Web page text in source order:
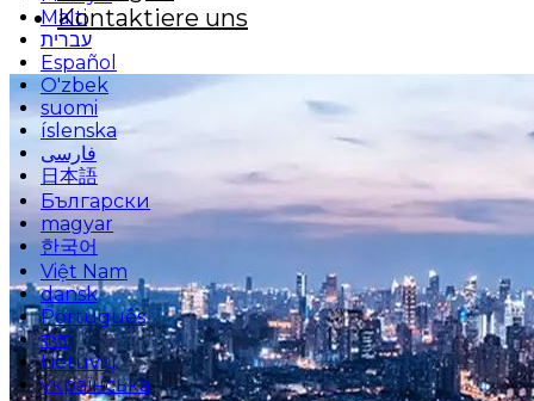
Malti
עברית
Español
O'zbek
suomi
íslenska
فارسی
日本語
Български
magyar
한국어
Việt Nam
dansk
Português
বাংলা
Lietuvių
українська
Kontaktiere uns